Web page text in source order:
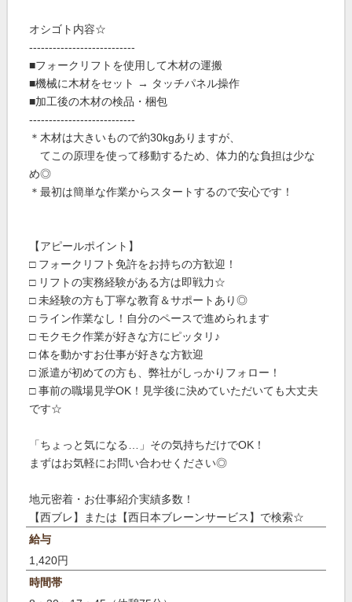
オシゴト内容☆
---------------------------
■フォークリフトを使用して木材の運搬
■機械に木材をセット → タッチパネル操作
■加工後の木材の検品・梱包
---------------------------
＊木材は大きいもので約30kgありますが、
てこの原理を使って移動するため、体力的な負担は少な
め◎
＊最初は簡単な作業からスタートするので安心です！
【アピールポイント】
□ フォークリフト免許をお持ちの方歓迎！
□ リフトの実務経験がある方は即戦力☆
□ 未経験の方も丁寧な教育＆サポートあり◎
□ ライン作業なし！自分のペースで進められます
□ モクモク作業が好きな方にピッタリ♪
□ 体を動かすお仕事が好きな方歓迎
□ 派遣が初めての方も、弊社がしっかりフォロー！
□ 事前の職場見学OK！見学後に決めていただいても大丈夫
です☆
「ちょっと気になる…」その気持ちだけでOK！
まずはお気軽にお問い合わせください◎
地元密着・お仕事紹介実績多数！
【西ブレ】または【西日本ブレーンサービス】で検索☆
給与
1,420円
時間帯